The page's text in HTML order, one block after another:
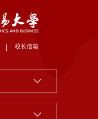
校长信箱